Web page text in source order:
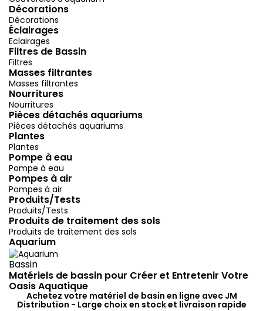
Décorations
Décorations
Éclairages
Eclairages
Filtres de Bassin
Filtres
Masses filtrantes
Masses filtrantes
Nourritures
Nourritures
Pièces détachés aquariums
Pièces détachés aquariums
Plantes
Plantes
Pompe à eau
Pompe à eau
Pompes à air
Pompes à air
Produits/Tests
Produits/Tests
Produits de traitement des sols
Produits de traitement des sols
Aquarium
Bassin
Matériels de bassin pour Créer et Entretenir Votre
Oasis Aquatique
Achetez votre matériel de basin en ligne avec JM
Distribution - Large choix en stock et livraison rapide